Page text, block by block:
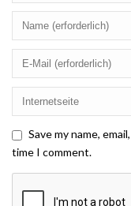
Save my name,
time I comment.